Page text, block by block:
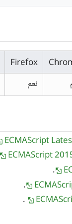
Firefox
نعم
ECMAScript
ECMAScript
.
.
.